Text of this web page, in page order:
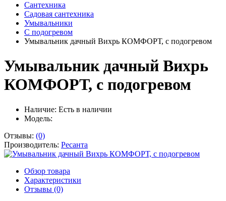
Сантехника
Садовая сантехника
Умывальники
С подогревом
Умывальник дачный Вихрь КОМФОРТ, с подогревом
Умывальник дачный Вихрь
КОМФОРТ, с подогревом
Наличие: Есть в наличии
Модель:
Отзывы: (0)
Производитель: Ресанта
Обзор товара
Характеристики
Отзывы (0)